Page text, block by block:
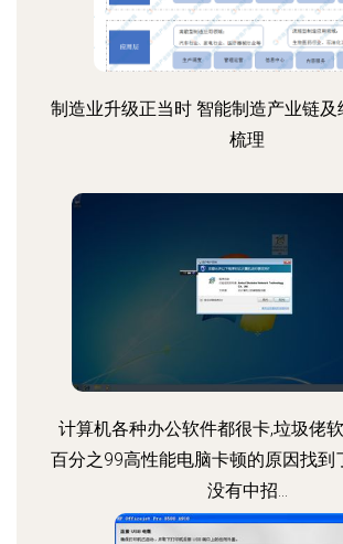
制造业升级正当时 智能制造产业链及
梳理
计算机各种办公软件都很卡,垃圾佬
百分之99高性能电脑卡顿的原因找到
没有中招...